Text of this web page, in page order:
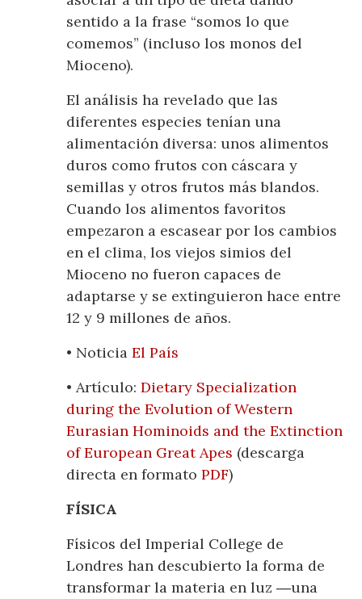
sentido a la frase “somos lo que
comemos” (incluso los monos del
Mioceno).
El análisis ha revelado que las
diferentes especies tenían una
alimentación diversa: unos alimentos
duros como frutos con cáscara y
semillas y otros frutos más blandos.
Cuando los alimentos favoritos
empezaron a escasear por los cambios
en el clima, los viejos simios del
Mioceno no fueron capaces de
adaptarse y se extinguieron hace entre
12 y 9 millones de años.
• NoticiaEl País
• Artículo:Dietary Specialization
during the Evolution of Western
Eurasian Hominoids and the Extinction
of European Great Apes (descarga
directa en formatoPDF)
FÍSICA
Físicos del Imperial College de
Londres han descubierto la forma de
transformar la materia en luz ―una